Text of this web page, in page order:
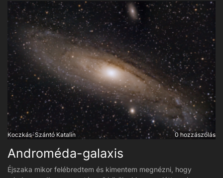
megszokott módon és helyen történt, viszont a feldolgozásnál
használtam olyan lépéseket, amiket a Szegedi Csillagászok
ajánlottak, ezáltal több részlet előjött a ködösségből.
Koczkás-Szántó Katalin 0 hozzászólás
Androméda-galaxis
Éjszaka mikor felébredtem és kimentem megnézni, hogy